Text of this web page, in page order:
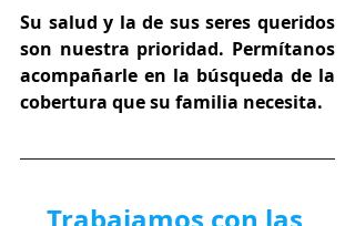
Su salud y la de sus seres queridos
son nuestra prioridad. Permítanos
acompañarle en la búsqueda de la
cobertura que su familia necesita.